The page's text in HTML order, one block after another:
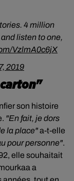
4 million
listen to one,
VzlmA0c6jX
2019
carton"
son histoire
"En fait, je dors
la place"a-t-elle
pour personne".
elle souhaitait
a a